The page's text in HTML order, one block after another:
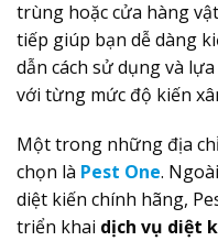
trùng hoặc cửa hàng
tiếp giúp bạn dễ dàng
dẫn cách sử dụng và
với từng mức độ kiến
Một trong những địa
chọn là Pest One.
diệt kiến chính hãng,
triển khai dịch vụ diệt